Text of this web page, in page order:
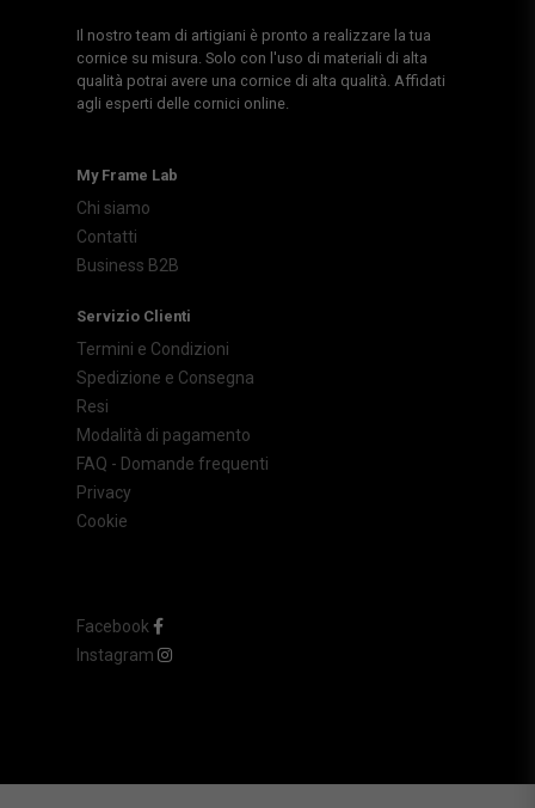
Il nostro team di artigiani è pronto a realizzare la tua
cornice su misura. Solo con l'uso di materiali di alta
qualità potrai avere una cornice di alta qualità. Affidati
agli esperti delle cornici online.
My Frame Lab
Chi siamo
Contatti
Business B2B
Servizio Clienti
Termini e Condizioni
Spedizione e Consegna
Resi
Modalità di pagamento
FAQ - Domande frequenti
Privacy
Cookie
Facebook
Instagram